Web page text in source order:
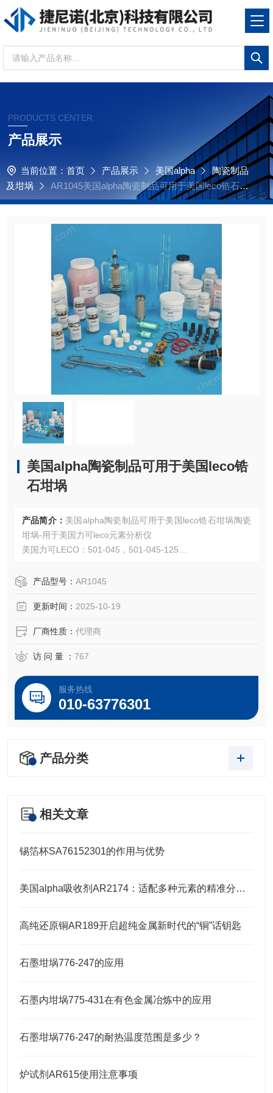
PRODUCTS CENTER
产品展示
当前位置： 首页 产品展示 美国alpha
陶瓷制品
及坩埚
AR1045美国alpha陶瓷制品可用于美国leco锆石坩
埚
美国alpha陶瓷制品可用于美国leco锆
石坩埚
产品简介： 美国alpha陶瓷制品可用于美国leco锆石坩埚陶瓷
坩埚-用于美国力可leco元素分析仪
美国力可LECO：501-045，501-045-125
OEM厂商；我们提供的所有产品都是高质量高性价的，适用
产品型号： AR1045
更新时间： 2025-10-19
厂商性质： 代理商
访 问 量 ： 767
服务热线
010-63776301
产品分类
相关文章
锡箔杯SA76152301的作用与优势
美国alpha吸收剂AR2174：适配多种元素的精准分析需求
高纯还原铜AR189开启超纯金属新时代的“铜”话钥匙
石墨坩埚776-247的应用
石墨内坩埚775-431在有色金属冶炼中的应用
石墨坩埚776-247的耐热温度范围是多少？
炉试剂AR615使用注意事项